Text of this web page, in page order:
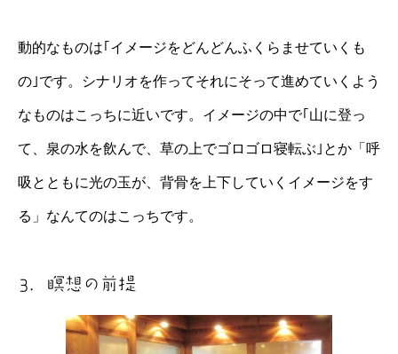
動的なものは｢イメージをどんどんふくらませていくも
の｣です。シナリオを作ってそれにそって進めていくよう
なものはこっちに近いです。イメージの中で｢山に登っ
て、泉の水を飲んで、草の上でゴロゴロ寝転ぶ｣とか「呼
吸とともに光の玉が、背骨を上下していくイメージをす
る」なんてのはこっちです。
3．瞑想の前提